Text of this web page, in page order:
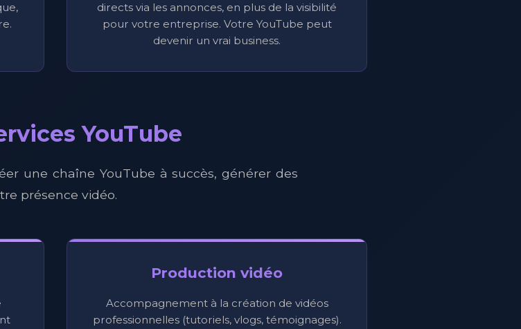
directs via les annonces, en plus de la visibilité
pour votre entreprise. Votre YouTube peut
devenir un vrai business.
YouTube
une chaîne YouTube à succès, générer des
présence vidéo.
Production vidéo
Accompagnement à la création de vidéos
professionnelles (tutoriels, vlogs, témoignages).